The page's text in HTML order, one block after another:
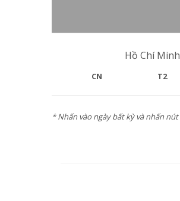
Hồ Chí Minh
CN T2
* Nhấn vào ngày bất kỳ và nhấn nút